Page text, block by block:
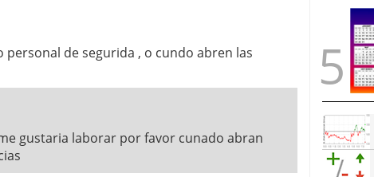
de segurida , o cundo abren las
gustaria laborar por favor cunado abran